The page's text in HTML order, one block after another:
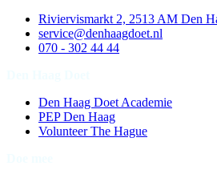
Riviervismarkt 2, 2513 AM Den
service@denhaagdoet.nl
070 - 302 44 44
Den Haag Doet Academie
PEP Den Haag
Volunteer The Hague